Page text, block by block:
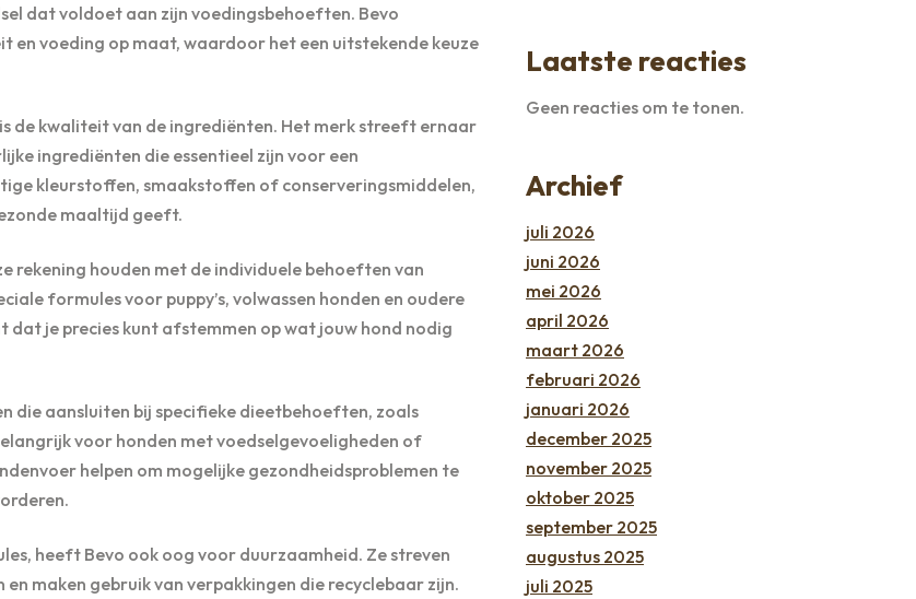
dat voldoet aan zijn voedingsbehoeften. Bevo
en voeding op maat, waardoor het een uitstekende keuze
de kwaliteit van de ingrediënten. Het merk streeft ernaar
ingrediënten die essentieel zijn voor een
kleurstoffen, smaakstoffen of conserveringsmiddelen,
maaltijd geeft.
rekening houden met de individuele behoeften van
formules voor puppy’s, volwassen honden en oudere
je precies kunt afstemmen op wat jouw hond nodig
die aansluiten bij specifieke dieetbehoeften, zoals
voor honden met voedselgevoeligheden of
helpen om mogelijke gezondheidsproblemen te
heeft Bevo ook oog voor duurzaamheid. Ze streven
maken gebruik van verpakkingen die recyclebaar zijn.
Laatste reacties
Geen reacties om te tonen.
Archief
juli 2026
juni 2026
mei 2026
april 2026
maart 2026
februari 2026
januari 2026
december 2025
november 2025
oktober 2025
september 2025
augustus 2025
juli 2025